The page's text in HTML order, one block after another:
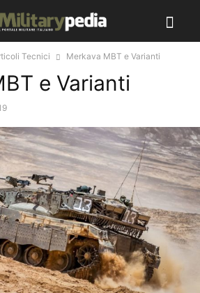
Tecnici Merkava MBT e Varianti
e Varianti